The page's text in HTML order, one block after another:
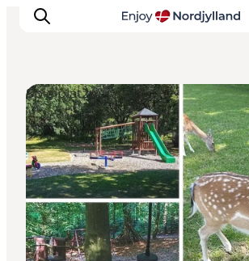
Erlebnisse
Reiseplanung
Destinationen
Guides
Veranstaltungen
Für Kinder
Spielplätze